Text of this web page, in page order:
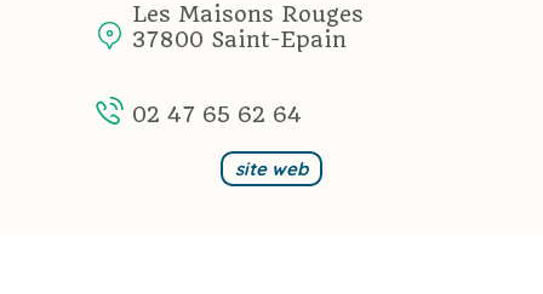
Les Maisons Rouges
37800 Saint-Epain
02 47 65 62 64
site web